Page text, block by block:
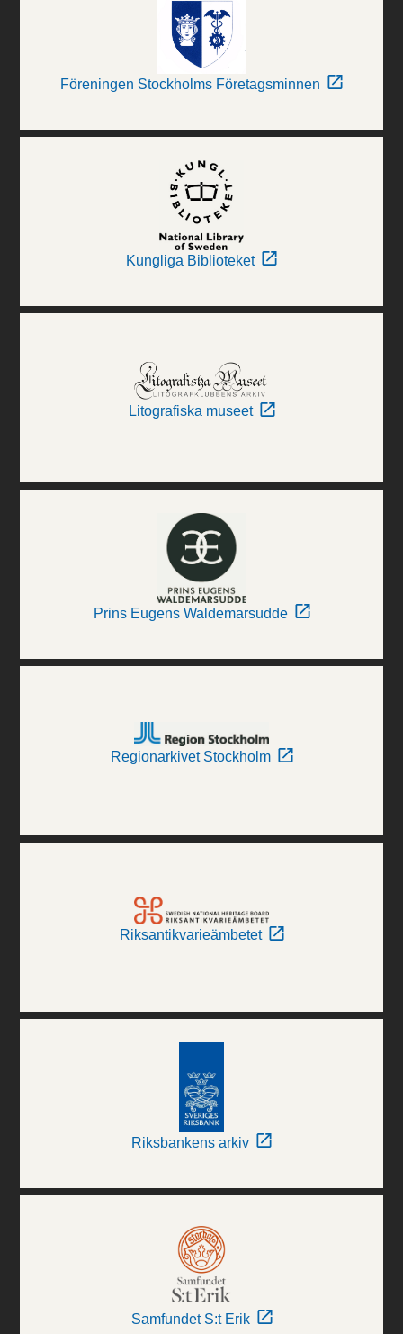
Föreningen Stockholms Företagsminnen
Kungliga Biblioteket
Litografiska museet
Prins Eugens Waldemarsudde
Regionarkivet Stockholm
Riksantikvarieämbetet
Riksbankens arkiv
Samfundet S:t Erik